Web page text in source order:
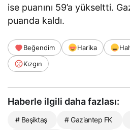
ise puanını 59’a yükseltti.
puanda kaldı.
Beğendim Harika
Kızgın
Haberle ilgili daha fazlası:
# Beşiktaş # Gaziantep FK